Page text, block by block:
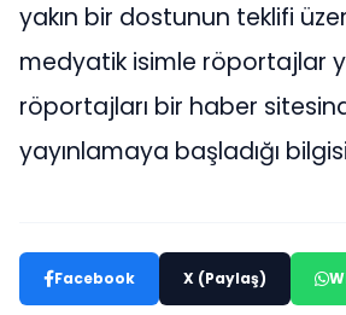
yakın bir dostunun teklifi
medyatik isimle röportajlar
röportajları bir haber
yayınlamaya başladığı
Facebook X (Paylaş)